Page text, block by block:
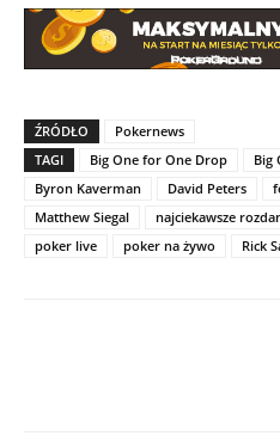
ŹRÓDŁO
Pokernews
TAGI
Big One for One Drop
Big
Byron Kaverman
David Peters
Matthew Siegal
najciekawsze
poker live
poker na żywo Rick